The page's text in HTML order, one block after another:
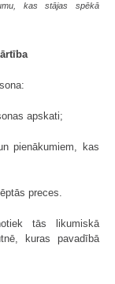
kas stājas spēkā
apskati;
pienākumiem, kas
preces.
tās likumiskā
kuras pavadībā